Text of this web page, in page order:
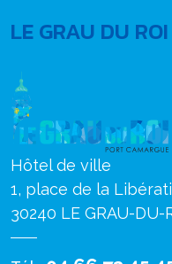
LE GRAU DU ROI
Hôtel de ville
1, place de la
30240 LE GRAU-DU-